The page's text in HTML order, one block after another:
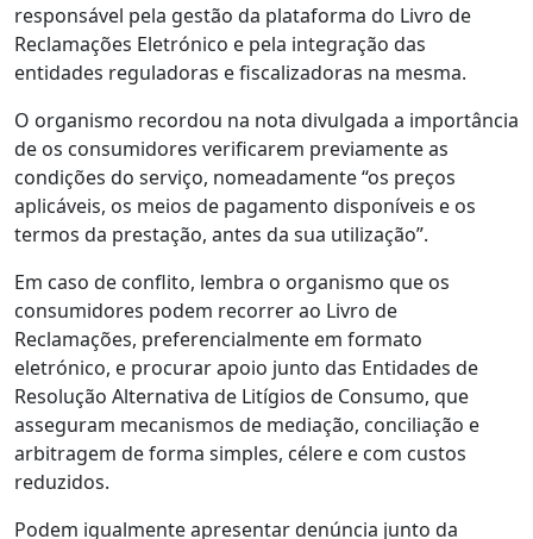
responsável pela gestão da plataforma do Livro de
Reclamações Eletrónico e pela integração das
entidades reguladoras e fiscalizadoras na mesma.
O organismo recordou na nota divulgada a importância
de os consumidores verificarem previamente as
condições do serviço, nomeadamente “os preços
aplicáveis, os meios de pagamento disponíveis e os
termos da prestação, antes da sua utilização”.
Em caso de conflito, lembra o organismo que os
consumidores podem recorrer ao Livro de
Reclamações, preferencialmente em formato
eletrónico, e procurar apoio junto das Entidades de
Resolução Alternativa de Litígios de Consumo, que
asseguram mecanismos de mediação, conciliação e
arbitragem de forma simples, célere e com custos
reduzidos.
Podem igualmente apresentar denúncia junto da